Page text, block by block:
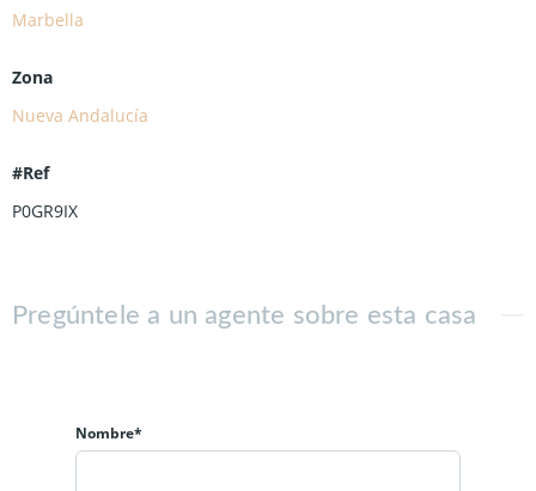
Marbella
Zona
Nueva Andalucía
#Ref
P0GR9IX
Pregúntele a un agente sobre esta casa
Nombre*